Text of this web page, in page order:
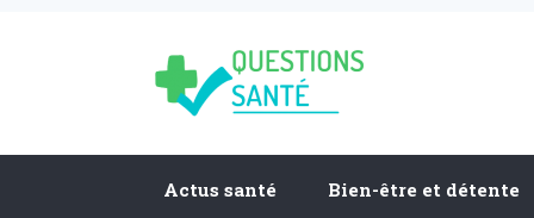
Actus santé
Bien-être et détente